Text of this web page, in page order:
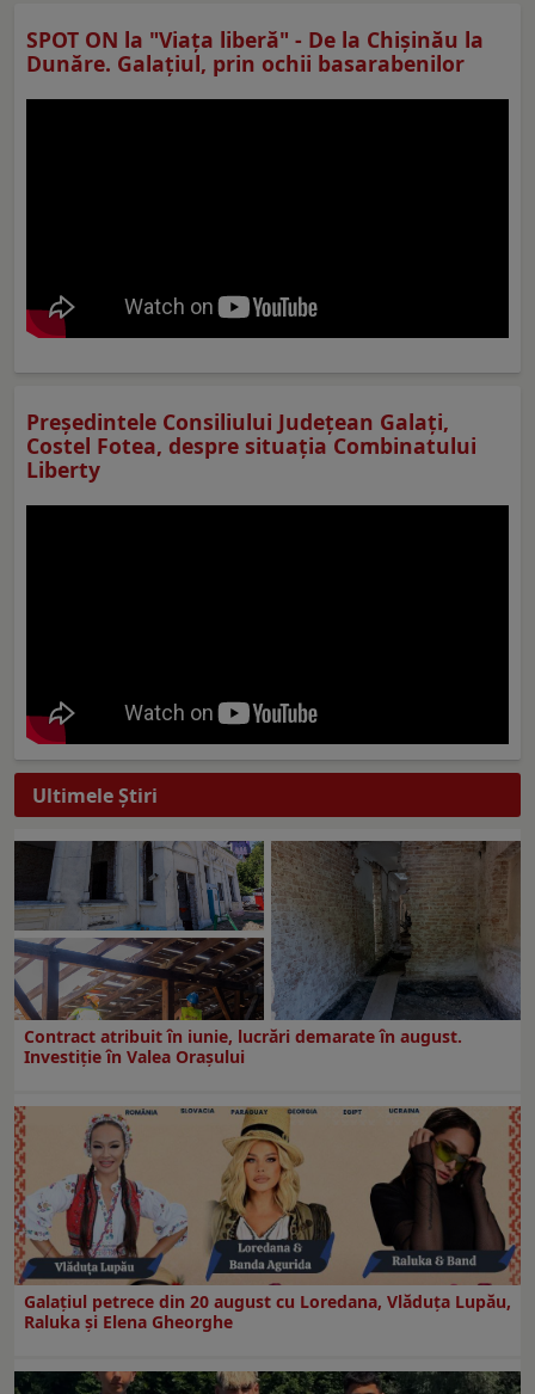
SPOT ON la "Viaţa liberă" - De la Chișinău la
Dunăre. Galațiul, prin ochii basarabenilor
Preşedintele Consiliului Judeţean Galaţi,
Costel Fotea, despre situaţia Combinatului
Liberty
Ultimele Ştiri
Contract atribuit în iunie, lucrări demarate în august.
Investiţie în Valea Oraşului
Galaţiul petrece din 20 august cu Loredana, Vlăduța Lupău,
Raluka și Elena Gheorghe